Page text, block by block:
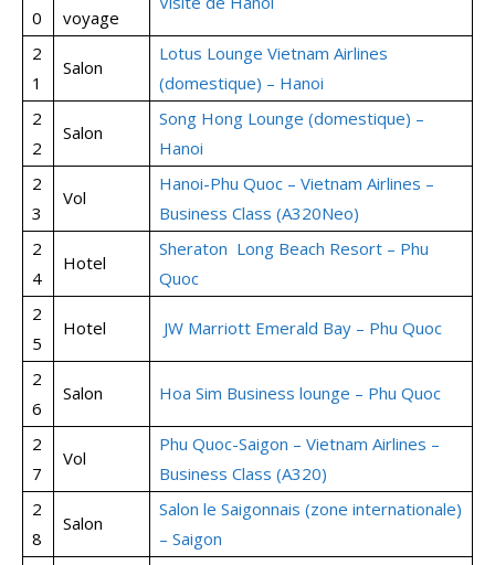
0
voyage
2
1
Salon
Lotus Lounge Vietnam Airlines
(domestique) – Hanoi
2
2
Salon
Song Hong Lounge (domestique) –
Hanoi
2
3
Vol
Hanoi-Phu Quoc – Vietnam Airlines –
Business Class (A320Neo)
2
4
Hotel
Sheraton Long Beach Resort – Phu
Quoc
2
5
Hotel JW Marriott Emerald Bay – Phu Quoc
2
6
Salon Hoa Sim Business lounge – Phu Quoc
2
7
Vol
Phu Quoc-Saigon – Vietnam Airlines –
Business Class (A320)
2
8
Salon
Salon le Saigonnais (zone internationale)
– Saigon